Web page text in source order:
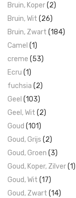
Bruin, Koper(2)
Bruin, Wit (26)
Bruin, Zwart (184)
Camel (1)
creme (53)
Ecru (1)
fuchsia (2)
Geel (103)
Geel, Wit (2)
Goud (101)
Goud, Grijs (2)
Goud, Groen (3)
Goud, Koper, Zilver(1)
Goud, Wit (17)
Goud, Zwart (14)